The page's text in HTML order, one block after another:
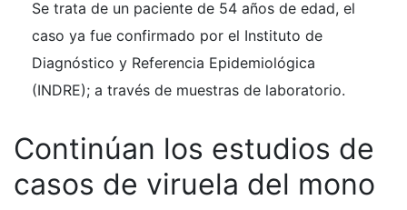
Se trata de un paciente de 54 años de edad, el
caso ya fue confirmado por el Instituto de
Diagnóstico y Referencia Epidemiológica
(INDRE); a través de muestras de laboratorio.
Continúan los estudios de
casos de viruela del mono